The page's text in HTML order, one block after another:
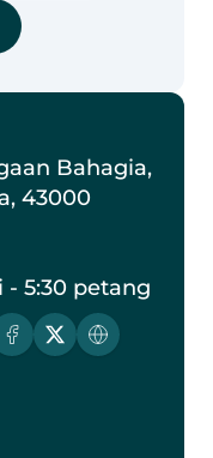
Bahagia,
43000
- 5:30 petang